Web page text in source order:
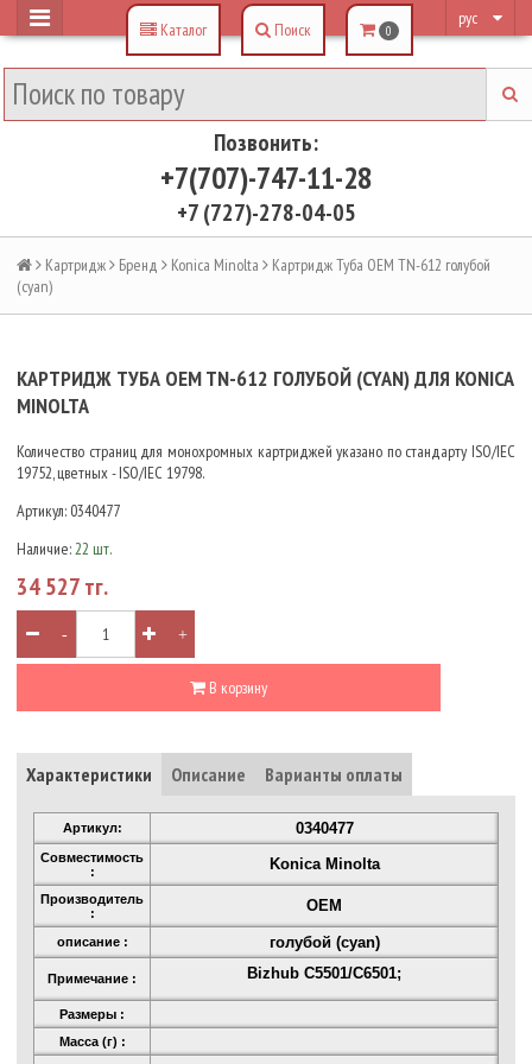
рус
Позвонить:
+7(707)-747-11-28
+7 (727)-278-04-05
Каталог Поиск 0
Картридж Бренд Konica Minolta
Картридж Туба OEM TN-612 голубой
(cyan)
КАРТРИДЖ ТУБА OEM TN-612 ГОЛУБОЙ (CYAN) ДЛЯ KONICA
MINOLTA
Количество страниц для монохромных картриджей указано по стандарту ISO/IEC
19752, цветных - ISO/IEC 19798.
Артикул: 0340477
Наличие: 22 шт.
34 527 тг.
- +
В корзину
Характеристики Описание Варианты оплаты
Артикул: 0340477
Совместимость
:
Konica Minolta
Производитель
:
OEM
описание : голубой (cyan)
Примечание : Bizhub C5501/C6501;
Размеры :
Масса (г) :